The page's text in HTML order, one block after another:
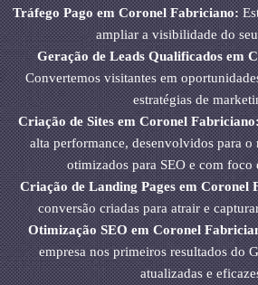
Tráfego Pago em Coronel Fabriciano:
ampliar a visibilidade do
Geração de Leads Qualificados em
Convertemos visitantes em
estratégias de
Criação de Sites em Coronel
alta performance, desenvolvidos para o
otimizados para SEO e com foco
Criação de Landing Pages em Coronel
conversão criadas para atrair e
Otimização SEO em Coronel
empresa nos primeiros resultados do
atualizadas e